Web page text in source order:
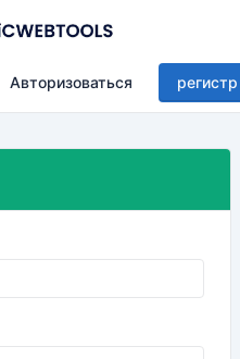
Авторизоваться регистр